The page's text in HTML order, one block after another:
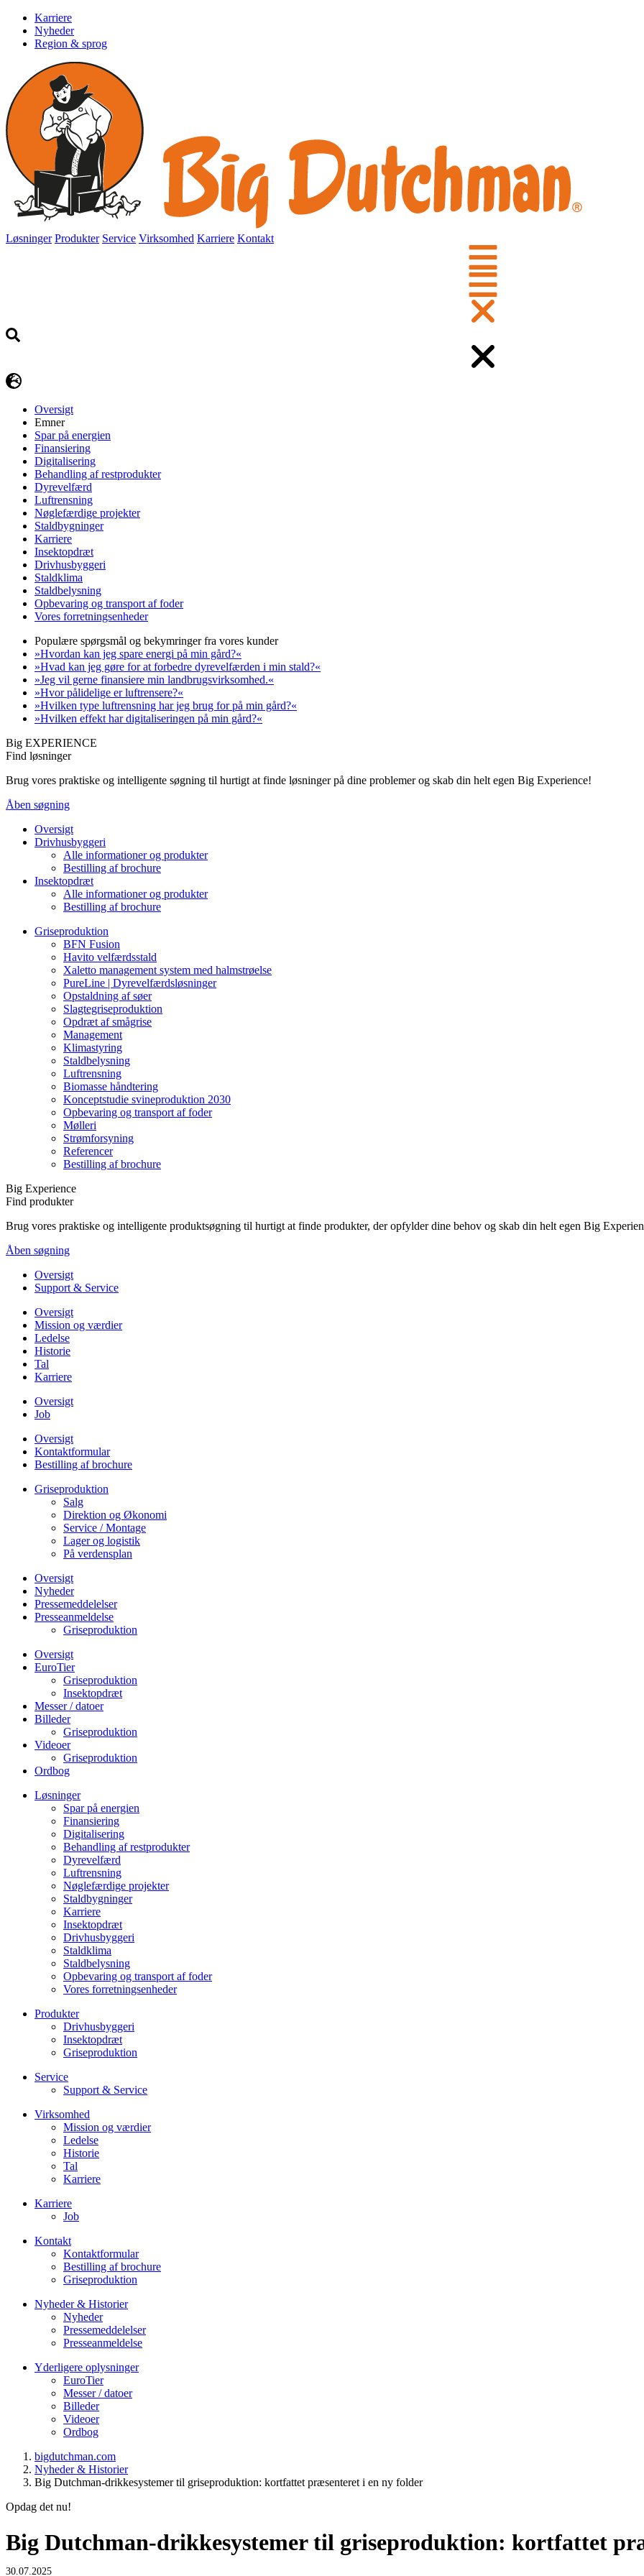
Karriere
Nyheder
Region & sprog
Løsninger Produkter Service Virksomhed Karriere Kontakt
Oversigt
Emner
Spar på energien
Finansiering
Digitalisering
Behandling af restprodukter
Dyrevelfærd
Luftrensning
Nøglefærdige projekter
Staldbygninger
Karriere
Insektopdræt
Drivhusbyggeri
Staldklima
Staldbelysning
Opbevaring og transport af foder
Vores forretningsenheder
Populære spørgsmål og bekymringer fra vores kunder
»Hvordan kan jeg spare energi på min gård?«
»Hvad kan jeg gøre for at forbedre dyrevelfærden i min stald?«
»Jeg vil gerne finansiere min landbrugsvirksomhed.«
»Hvor pålidelige er luftrensere?«
»Hvilken type luftrensning har jeg brug for på min gård?«
»Hvilken effekt har digitaliseringen på min gård?«
Big EXPERIENCE
Find løsninger
Brug vores praktiske og intelligente søgning til hurtigt at finde løsninger på dine problemer og skab din helt egen Big Experience!
Åben søgning
Oversigt
Drivhusbyggeri
Alle informationer og produkter
Bestilling af brochure
Insektopdræt
Alle informationer og produkter
Bestilling af brochure
Griseproduktion
BFN Fusion
Havito velfærdsstald
Xaletto management system med halmstrøelse
PureLine | Dyrevelfærdsløsninger
Opstaldning af søer
Slagtegriseproduktion
Opdræt af smågrise
Management
Klimastyring
Staldbelysning
Luftrensning
Biomasse håndtering
Konceptstudie svineproduktion 2030
Opbevaring og transport af foder
Mølleri
Strømforsyning
Referencer
Bestilling af brochure
Big Experience
Find produkter
Brug vores praktiske og intelligente produktsøgning til hurtigt at finde produkter, der opfylder dine behov og skab din helt egen Big
Åben søgning
Oversigt
Support & Service
Oversigt
Mission og værdier
Ledelse
Historie
Tal
Karriere
Oversigt
Job
Oversigt
Kontaktformular
Bestilling af brochure
Griseproduktion
Salg
Direktion og Økonomi
Service / Montage
Lager og logistik
På verdensplan
Oversigt
Nyheder
Pressemeddelelser
Presseanmeldelse
Griseproduktion
Oversigt
EuroTier
Griseproduktion
Insektopdræt
Messer / datoer
Billeder
Griseproduktion
Videoer
Griseproduktion
Ordbog
Løsninger
Spar på energien
Finansiering
Digitalisering
Behandling af restprodukter
Dyrevelfærd
Luftrensning
Nøglefærdige projekter
Staldbygninger
Karriere
Insektopdræt
Drivhusbyggeri
Staldklima
Staldbelysning
Opbevaring og transport af foder
Vores forretningsenheder
Produkter
Drivhusbyggeri
Insektopdræt
Griseproduktion
Service
Support & Service
Virksomhed
Mission og værdier
Ledelse
Historie
Tal
Karriere
Karriere
Job
Kontakt
Kontaktformular
Bestilling af brochure
Griseproduktion
Nyheder & Historier
Nyheder
Pressemeddelelser
Presseanmeldelse
Yderligere oplysninger
EuroTier
Messer / datoer
Billeder
Videoer
Ordbog
bigdutchman.com
Nyheder & Historier
Big Dutchman-drikkesystemer til griseproduktion: kortfattet præsenteret i en ny folder
Opdag det nu!
Big Dutchman-drikkesystemer til griseproduktion: kortfattet
30.07.2025